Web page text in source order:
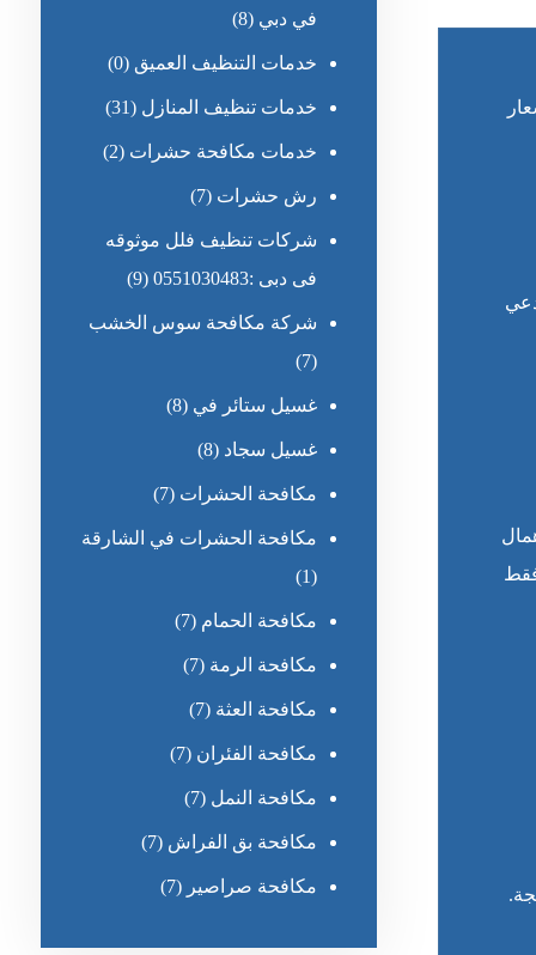
فقط
في دبي (8)
خدمات التنظيف العميق (0)
خدمات تنظيف المنازل (31)
خدمات مكافحة حشرات (2)
رش حشرات (7)
شركات تنظيف فلل موثوقه
فى دبى :0551030483
(9)
شركة مكافحة سوس الخشب
(7)
غسيل ستائر في (8)
غسيل سجاد (8)
مكافحة الحشرات (7)
مكافحة الحشرات في الشارقة
(1)
مكافحة الحمام (7)
مكافحة الرمة (7)
مكافحة العثة (7)
مكافحة الفئران (7)
مكافحة النمل (7)
مكافحة بق الفراش (7)
مكافحة صراصير (7)